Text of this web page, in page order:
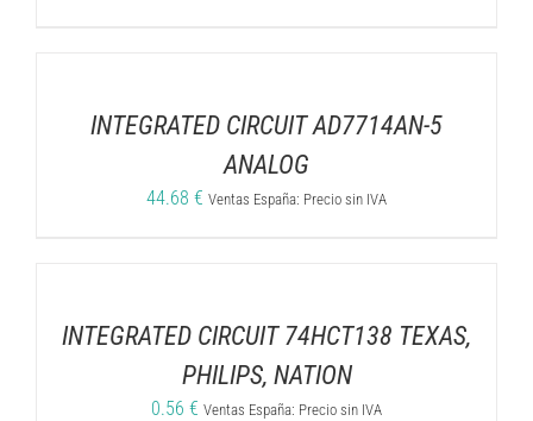
INTEGRATED CIRCUIT AD7714AN-5
ANALOG
44.68 € Ventas España: Precio sin IVA
INTEGRATED CIRCUIT 74HCT138 TEXAS,
PHILIPS, NATION
0.56 € Ventas España: Precio sin IVA